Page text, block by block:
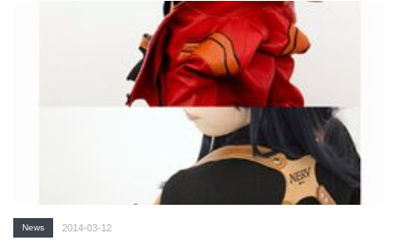
News 2014-03-12